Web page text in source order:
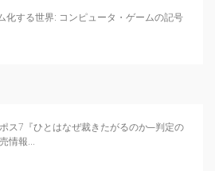
化する世界: コンピュータ・ゲームの記号
ス7『ひとはなぜ裁きたがるのか─判定の
情報...